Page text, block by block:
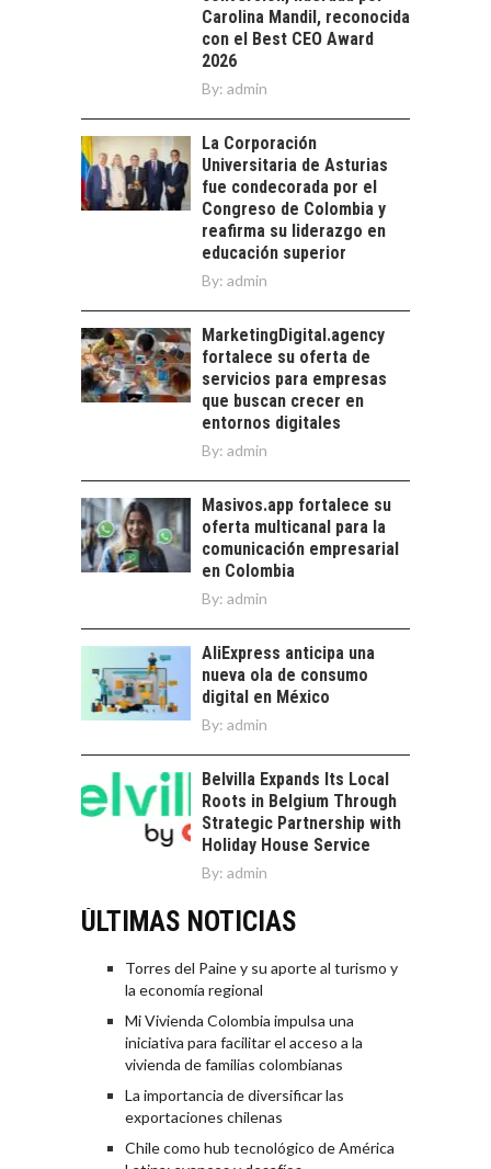
TECNOLÓGICO DE
AMÉRICA LATINA:
AVANCES Y DESAFÍOS
Chile como hub
tecnológico de
América Latina:
avances y desafíos…
LA
TRANSFORMACIÓN
DE LOS RECURSOS
HUMANOS EN LAS
EMPRESAS
CHILENAS
estratégica de los
recursos humanos en
las empresas…
Carolina Mandil, reconocida
con el Best CEO Award
2026
By: admin
La Corporación
Universitaria de Asturias
fue condecorada por el
Congreso de Colombia y
reafirma su liderazgo en
educación superior
By: admin
MarketingDigital.agency
fortalece su oferta de
servicios para empresas
que buscan crecer en
entornos digitales
By: admin
Masivos.app fortalece su
oferta multicanal para la
comunicación empresarial
en Colombia
By: admin
AliExpress anticipa una
nueva ola de consumo
digital en México
By: admin
Belvilla Expands Its Local
Roots in Belgium Through
Strategic Partnership with
Holiday House Service
By: admin
ÚLTIMAS NOTICIAS
Torres del Paine y su aporte al turismo y
la economía regional
Mi Vivienda Colombia impulsa una
iniciativa para facilitar el acceso a la
vivienda de familias colombianas
La importancia de diversificar las
exportaciones chilenas
Chile como hub tecnológico de América